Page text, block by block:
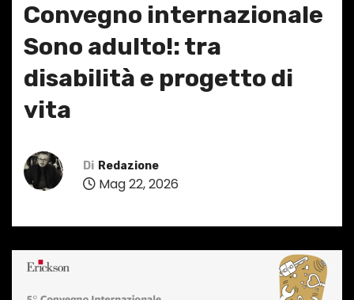
Convegno internazionale
Sono adulto!: tra
disabilità e progetto di
vita
Di Redazione
Mag 22, 2026